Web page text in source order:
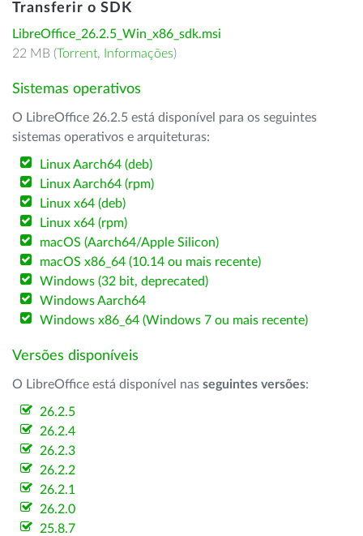
Transferir o SDK
LibreOffice_26.2.5_Win_x86_sdk.msi
22 MB (Torrent, Informações)
Sistemas operativos
O LibreOffice 26.2.5 está disponível para os seguintes
sistemas operativos e arquiteturas:
Linux Aarch64 (deb)
Linux Aarch64 (rpm)
Linux x64 (deb)
Linux x64 (rpm)
macOS (Aarch64/Apple Silicon)
macOS x86_64 (10.14 ou mais recente)
Windows (32 bit, deprecated)
Windows Aarch64
Windows x86_64 (Windows 7 ou mais recente)
Versões disponíveis
O LibreOffice está disponível nas seguintes versões:
26.2.5
26.2.4
26.2.3
26.2.2
26.2.1
26.2.0
25.8.7